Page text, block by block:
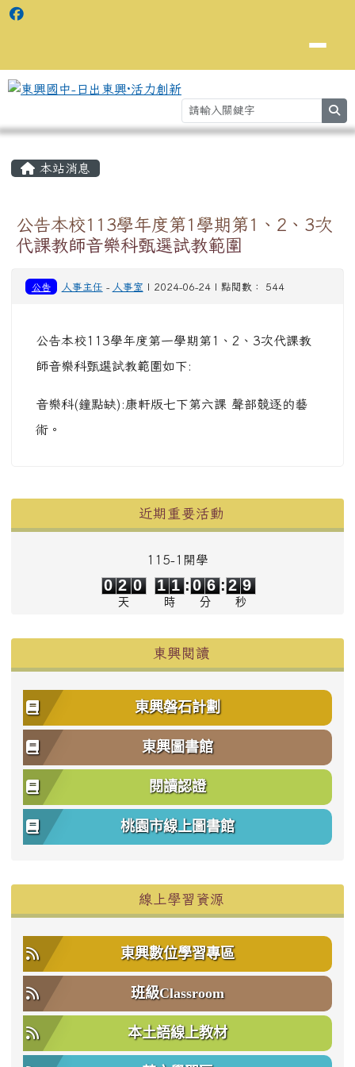
本站消息
公告本校113學年度第1學期第1、2、3次
代課教師音樂科甄選試教範圍
公告 人事主任 - 人事室 | 2024-06-24 | 點閱數： 544
公告本校113學年度第一學期第1、2、3次代課教
師音樂科甄選試教範圍如下:
音樂科(鐘點缺):康軒版七下第六課 聲部競逐的藝
術。
近期重要活動
115-1開學
0 2 0
天
1
1
1
1
時
:
0
0
6
6
分
: 2 9
秒
東興閱讀
東興磐石計劃
東興圖書館
閱讀認證
桃園市線上圖書館
線上學習資源
東興數位學習專區
班級Classroom
本土語線上教材